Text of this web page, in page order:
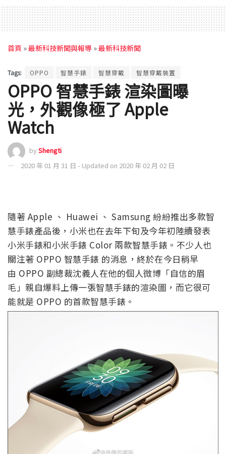
首頁 »最新科技新聞與報導 »最新科技新聞
Tags: OPPO 智慧手錶 智慧穿戴 智慧穿戴裝置
OPPO 智慧手錶 渲染圖曝
光，外觀像極了 Apple
Watch
byShengti
2020 年 01 月 31 日 - Updated on 2020 年 02 月 02 日
隨著 Apple 、 Huawei 、 Samsung 紛紛推出多款智
慧手錶產品後，小米也在去年下旬及今年初陸續發表
小米手錶和小米手錶 Color 兩款智慧手錶。不少人也
關注著 OPPO 智慧手錶 的消息，終於在今日稍早
由 OPPO 副總裁沈義人在他的個人微博「自信的眉
毛」親自爆料上傳一張智慧手錶的渲染圖，而它很可
能就是 OPPO 的首款智慧手錶。